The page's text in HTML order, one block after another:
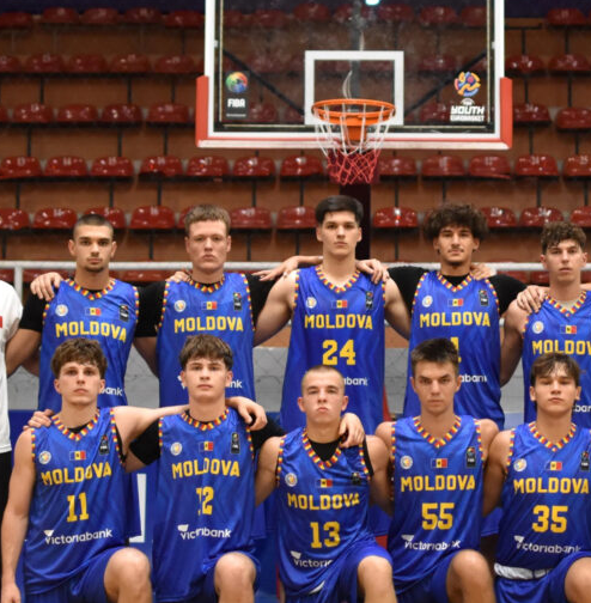
КалендарьТаблица Выберите Обзор Статистика Матч сыгран 0
Читать далее